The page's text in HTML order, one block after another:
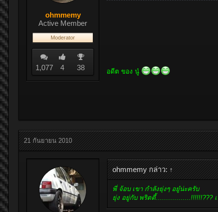
ohmmemy
Active Member
Moderator
1,077 4 38 อดีต ของ นู๋
21 กันยายน 2010
ohmmemy กล่าว: ↑
พี่ จ้อบ เขา กำลังยุ่งๆ อยู๋น่ะครับ
ยุ่ง อยู่กับ พริตตี้..................!!!!!!???